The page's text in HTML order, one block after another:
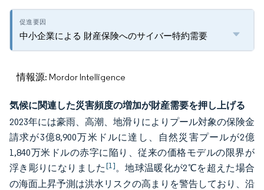
中小企業による 財産保険へのサイバー特約需要
情報源: Mordor Intelligence
気候に関連した災害頻度の増加が財産需要を押し上げる
2023年には豪雨、高潮、地滑りによりプール対象の保険金
請求が3億8,900万米ドルに達し、自然災害プールが2億
1,840万米ドルの赤字に陥り、従来の価格モデルの限界が
浮き彫りになりました[1]。地球温暖化が2℃を超えた場合
の海面上昇予測は洪水リスクの高まりを警告しており、沿